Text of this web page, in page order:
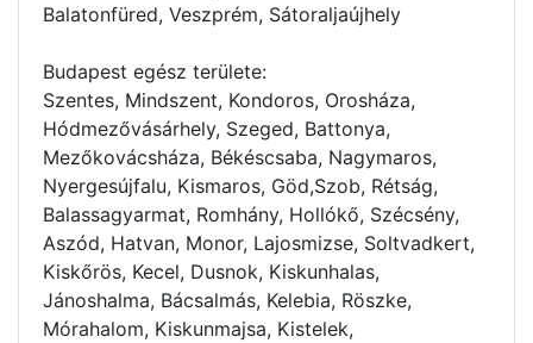
Balatonfüred, Veszprém, Sátoraljaújhely
Budapest egész területe:
Szentes, Mindszent, Kondoros, Orosháza,
Hódmezővásárhely, Szeged, Battonya,
Mezőkovácsháza, Békéscsaba, Nagymaros,
Nyergesújfalu, Kismaros, Göd,Szob, Rétság,
Balassagyarmat, Romhány, Hollókő, Szécsény,
Aszód, Hatvan, Monor, Lajosmizse, Soltvadkert,
Kiskőrös, Kecel, Dusnok, Kiskunhalas,
Jánoshalma, Bácsalmás, Kelebia, Röszke,
Mórahalom, Kiskunmajsa, Kistelek,